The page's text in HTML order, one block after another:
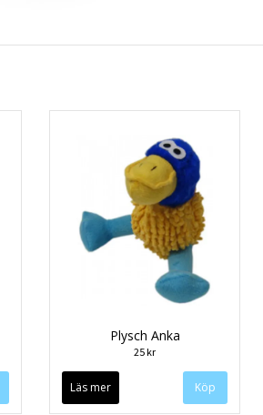
Plysch Anka
25 kr
Läs mer